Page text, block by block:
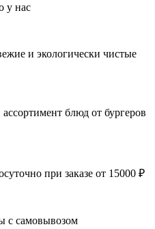
у нас
и экологически чистые
блюд от бургеров
при заказе от 15000 ₽
с самовывозом